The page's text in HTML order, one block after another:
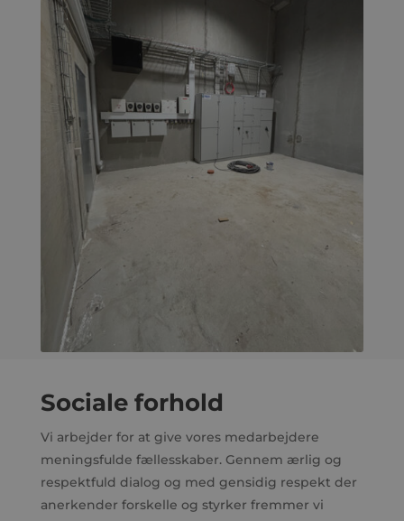
Sociale forhold
Vi arbejder for at give vores medarbejdere
meningsfulde fællesskaber. Gennem ærlig og
respektfuld dialog og med gensidig respekt der
anerkender forskelle og styrker fremmer vi